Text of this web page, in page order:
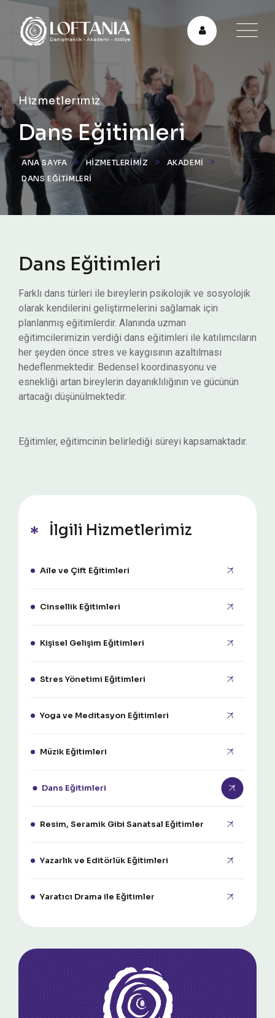
Hizmetlerimiz
Dans Eğitimleri
ANA SAYFA HIZMETLERIMIZ
AKADEMİ
DANS EĞITIMLERI
Dans Eğitimleri
Farklı dans türleri ile bireylerin psikolojik ve sosyolojik
olarak kendilerini geliştirmelerini sağlamak için
planlanmış eğitimlerdir. Alanında uzman
eğitimcilerimizin verdiği dans eğitimleri ile katılımcıların
her şeyden önce stres ve kaygısının azaltılması
hedeflenmektedir. Bedensel koordinasyonu ve
esnekliği artan bireylerin dayanıklılığının ve gücünün
artacağı düşünülmektedir.
Eğitimler, eğitimcinin belirlediği süreyi kapsamaktadır.
İlgili Hizmetlerimiz
Aile ve Çift Eğitimleri
Cinsellik Eğitimleri
Kişisel Gelişim Eğitimleri
Stres Yönetimi Eğitimleri
Yoga ve Meditasyon Eğitimleri
Müzik Eğitimleri
Dans Eğitimleri
Resim, Seramik Gibi Sanatsal Eğitimler
Yazarlık ve Editörlük Eğitimleri
Yaratıcı Drama ile Eğitimler